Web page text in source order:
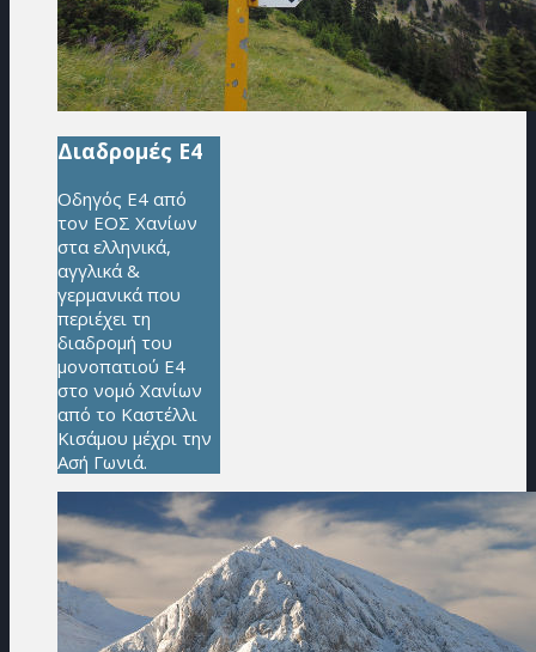
Διαδρομές Ε4
Οδηγός Ε4 από
τον ΕΟΣ Χανίων
στα ελληνικά,
αγγλικά &
γερμανικά που
περιέχει τη
διαδρομή του
μονοπατιού Ε4
στο νομό Χανίων
από το Καστέλλι
Κισάμου μέχρι την
Ασή Γωνιά.